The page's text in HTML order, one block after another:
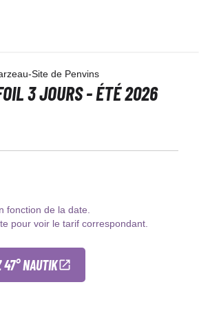
Site de Penvins
3 JOURS - ÉTÉ 2026
fonction de la date.
pour voir le tarif correspondant.
47° NAUTIK